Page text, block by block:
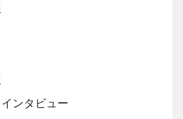
ンタビュー